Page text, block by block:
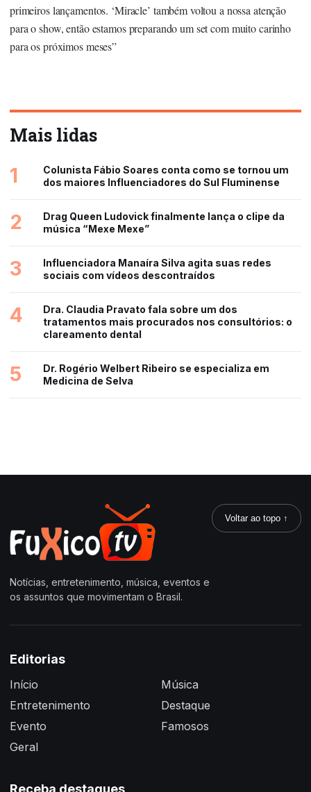
primeiros lançamentos. ‘Miracle’ também voltou a nossa atenção
para o show, então estamos preparando um set com muito carinho
para os próximos meses”
Mais lidas
1
Colunista Fábio Soares conta como se tornou um
dos maiores Influenciadores do Sul Fluminense
2
Drag Queen Ludovick finalmente lança o clipe da
música “Mexe Mexe”
3
Influenciadora Manaíra Silva agita suas redes
sociais com vídeos descontraídos
4
Dra. Claudia Pravato fala sobre um dos
tratamentos mais procurados nos consultórios: o
clareamento dental
5
Dr. Rogério Welbert Ribeiro se especializa em
Medicina de Selva
Notícias, entretenimento, música, eventos e
os assuntos que movimentam o Brasil.
Voltar ao topo ↑
Editorias
Início
Entretenimento
Evento
Geral
Música
Destaque
Famosos
Receba destaques